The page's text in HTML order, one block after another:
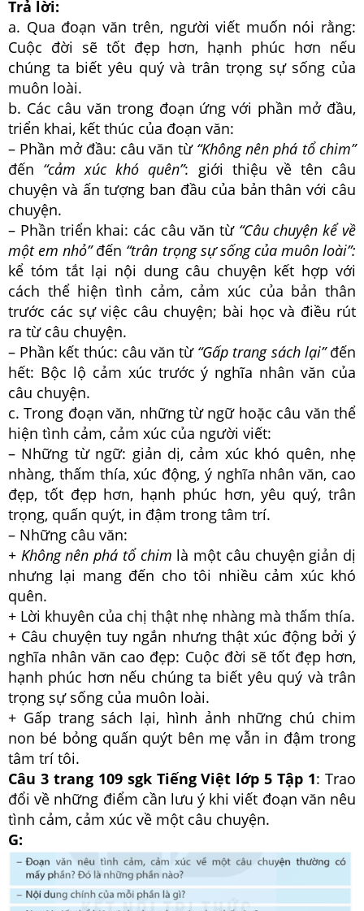
Trả lời:
a. Qua đoạn văn trên, người viết muốn nói rằng:
Cuộc đời sẽ tốt đẹp hơn, hạnh phúc hơn nếu
chúng ta biết yêu quý và trân trọng sự sống của
muôn loài.
b. Các câu văn trong đoạn ứng với phần mở đầu,
triển khai, kết thúc của đoạn văn:
– Phần mở đầu: câu văn từ “Không nên phá tổ chim”
đến “cảm xúc khó quên”: giới thiệu về tên câu
chuyện và ấn tượng ban đầu của bản thân với câu
chuyện.
– Phần triển khai: các câu văn từ “Câu chuyện kể về
một em nhỏ”đến “trân trọng sự sống của muôn loài”:
kể tóm tắt lại nội dung câu chuyện kết hợp với
cách thể hiện tình cảm, cảm xúc của bản thân
trước các sự việc câu chuyện; bài học và điều rút
ra từ câu chuyện.
– Phần kết thúc: câu văn từ “Gấp trang sách lại”đến
hết: Bộc lộ cảm xúc trước ý nghĩa nhân văn của
câu chuyện.
c. Trong đoạn văn, những từ ngữ hoặc câu văn thể
hiện tình cảm, cảm xúc của người viết:
– Những từ ngữ: giản dị, cảm xúc khó quên, nhẹ
nhàng, thấm thía, xúc động, ý nghĩa nhân văn, cao
đẹp, tốt đẹp hơn, hạnh phúc hơn, yêu quý, trân
trọng, quấn quýt, in đậm trong tâm trí.
– Những câu văn:
+ Không nên phá tổ chim là một câu chuyện giản dị
nhưng lại mang đến cho tôi nhiều cảm xúc khó
quên.
+ Lời khuyên của chị thật nhẹ nhàng mà thấm thía.
+ Câu chuyện tuy ngắn nhưng thật xúc động bởi ý
nghĩa nhân văn cao đẹp: Cuộc đời sẽ tốt đẹp hơn,
hạnh phúc hơn nếu chúng ta biết yêu quý và trân
trọng sự sống của muôn loài.
+ Gấp trang sách lại, hình ảnh những chú chim
non bé bỏng quấn quýt bên mẹ vẫn in đậm trong
tâm trí tôi.
Câu 3 trang 109 sgk Tiếng Việt lớp 5 Tập 1: Trao
đổi về những điểm cần lưu ý khi viết đoạn văn nêu
tình cảm, cảm xúc về một câu chuyện.
G: